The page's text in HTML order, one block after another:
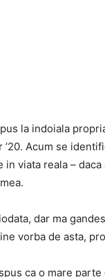
pus la indoiala
Acum se
viata reala –
dar ma
vorba de asta,
ca o mare